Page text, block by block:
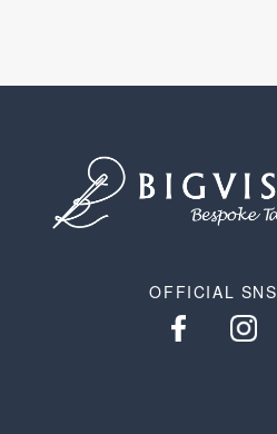
OFFICIAL SNS